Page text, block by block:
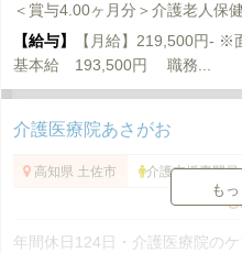
＜賞与4.00ヶ月分＞介護老人保
【給与】
【月給】219,500円- ※
基本給 193,500円 職務...
介護医療院あさがお
高知県 土佐市 介護支援専門員
年間休日124日・介護医療院の
も